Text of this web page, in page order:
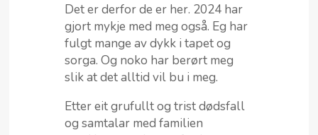
Det er derfor de er her. 2024 har
gjort mykje med meg også. Eg har
fulgt mange av dykk i tapet og
sorga. Og noko har berørt meg
slik at det alltid vil bu i meg.
Etter eit grufullt og trist dødsfall
og samtalar med familien